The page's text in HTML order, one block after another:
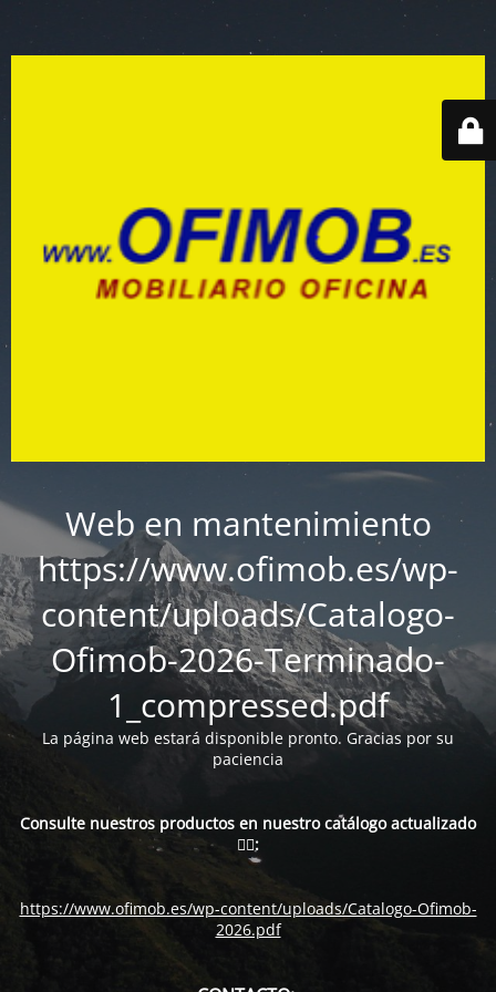
Web en mantenimiento
https://www.ofimob.es/wp-
content/uploads/Catalogo-
Ofimob-2026-Terminado-
1_compressed.pdf
La página web estará disponible pronto. Gracias por su
paciencia
Consulte nuestros productos en nuestro catálogo actualizado
👇🏻:
https://www.ofimob.es/wp-content/uploads/Catalogo-Ofimob-
2026.pdf